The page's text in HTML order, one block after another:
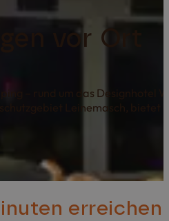
vor Ort
– rund um das Designhotel
Leinemasch, bietet
erreichen